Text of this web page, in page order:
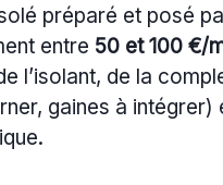
préparé et posé
entre 50 et 100 €/
l’isolant, de la
gaines à intégrer)